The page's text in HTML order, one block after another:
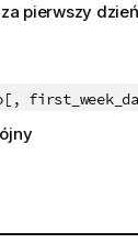
pierwszy